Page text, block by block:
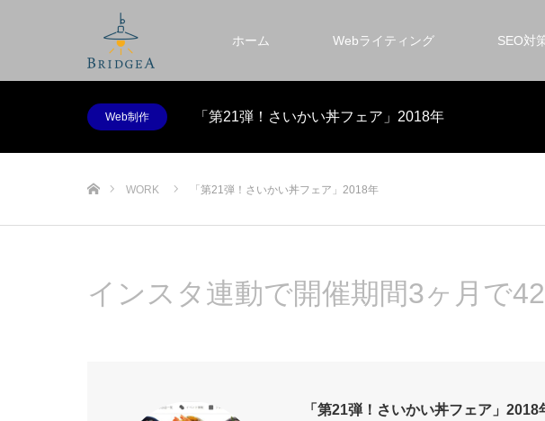
ホーム Webライティング SEO対
Web制作 「第21弾！さいかい丼フェア」2018年
WORK 「第21弾！さいかい丼フェア」2018年
インスタ連動で開催期間3ヶ月で
「第21弾！さいかい丼フェア」2018